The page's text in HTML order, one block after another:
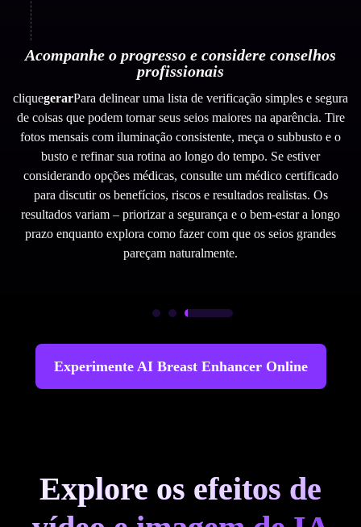
Acompanhe o progresso e considere conselhos
profissionais
cliquegerarPara delinear uma lista de verificação simples e segura
de coisas que podem tornar seus seios maiores na aparência. Tire
fotos mensais com iluminação consistente, meça o subbusto e o
busto e refinar sua rotina ao longo do tempo. Se estiver
considerando opções médicas, consulte um médico certificado
para discutir os benefícios, riscos e resultados realistas. Os
resultados variam – priorizar a segurança e o bem-estar a longo
prazo enquanto explora como fazer com que os seios grandes
pareçam naturalmente.
Experimente AI Breast Enhancer Online
Explore os efeitos de